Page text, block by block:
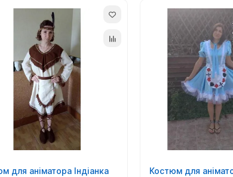
для аніматора Індіанка
Костюм для